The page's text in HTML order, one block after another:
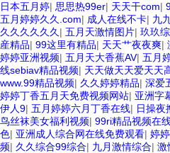
日本五月婷| 思思热99er| 天天干com|
五月婷婷久久.com| 成人在线不卡| 九
久久久久久久 | 五月天激情图片| 玖玖
産精品| 99这里有精品| 天天艹夜夜爽|
婷婷亚洲视频| 五月天大香蕉AV| 五月
线sebiav精品视频| 天天做天天爱天天
www.99精品视频| 久久婷婷精品| 深爱
婷婷丁香五月天免费视频网站| 亚洲字
伊人9| 五月婷婷六月丁香在线| 日操夜
鸟丝袜美女福利视频| 99ri精品视频在
色| 亚洲成人综合网在线免费观看| 婷
频| 久久综合99综合| 九月激情综合| 激